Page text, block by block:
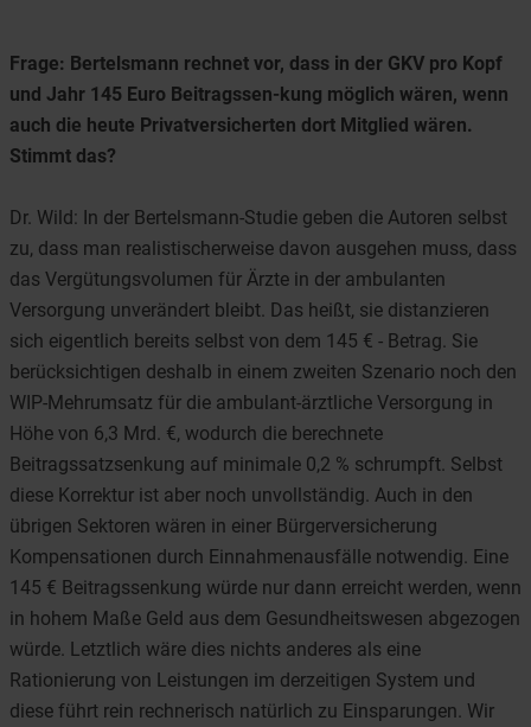
Frage: Bertelsmann rechnet vor, dass in der GKV pro Kopf
und Jahr 145 Euro Beitragssen-kung möglich wären, wenn
auch die heute Privatversicherten dort Mitglied wären.
Stimmt das?
Dr. Wild: In der Bertelsmann-Studie geben die Autoren selbst
zu, dass man realistischerweise davon ausgehen muss, dass
das Vergütungsvolumen für Ärzte in der ambulanten
Versorgung unverändert bleibt. Das heißt, sie distanzieren
sich eigentlich bereits selbst von dem 145 € - Betrag. Sie
berücksichtigen deshalb in einem zweiten Szenario noch den
WIP-Mehrumsatz für die ambulant-ärztliche Versorgung in
Höhe von 6,3 Mrd. €, wodurch die berechnete
Beitragssatzsenkung auf minimale 0,2 % schrumpft. Selbst
diese Korrektur ist aber noch unvollständig. Auch in den
übrigen Sektoren wären in einer Bürgerversicherung
Kompensationen durch Einnahmenausfälle notwendig. Eine
145 € Beitragssenkung würde nur dann erreicht werden, wenn
in hohem Maße Geld aus dem Gesundheitswesen abgezogen
würde. Letztlich wäre dies nichts anderes als eine
Rationierung von Leistungen im derzeitigen System und
diese führt rein rechnerisch natürlich zu Einsparungen. Wir